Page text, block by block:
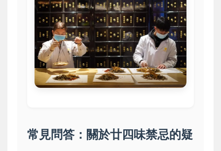
常見問答：關於廿四味禁忌的疑